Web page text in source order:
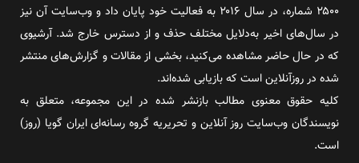
۲۵۰۰ شماره، در سال ۲۰۱۶ به فعالیت خود پایان داد و وب‌سایت آن نیز
در سال‌های اخیر به‌دلایل مختلف حذف و از دسترس خارج شد. آرشیوی
که در حال حاضر مشاهده می‌کنید، بخشی از مقالات و گزارش‌های منتشر
شده در روزآنلاین است که بازیابی شده‌اند.
کلیه حقوق معنوی مطالب بازنشر شده در این مجموعه، متعلق به
نویسندگان وب‌سایت روز آنلاین و تحریریه گروه رسانه‌ای ایران گویا (روز)
است.